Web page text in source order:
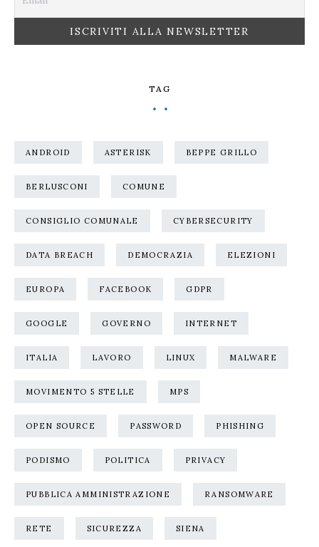
TAG
ANDROID ASTERISK BEPPE GRILLO
BERLUSCONI COMUNE
CONSIGLIO COMUNALE CYBERSECURITY
DATA BREACH DEMOCRAZIA ELEZIONI
EUROPA FACEBOOK GDPR
GOOGLE GOVERNO INTERNET
ITALIA LAVORO LINUX MALWARE
MOVIMENTO 5 STELLE MPS
OPEN SOURCE PASSWORD PHISHING
PODISMO POLITICA PRIVACY
PUBBLICA AMMINISTRAZIONE RANSOMWARE
RETE SICUREZZA SIENA